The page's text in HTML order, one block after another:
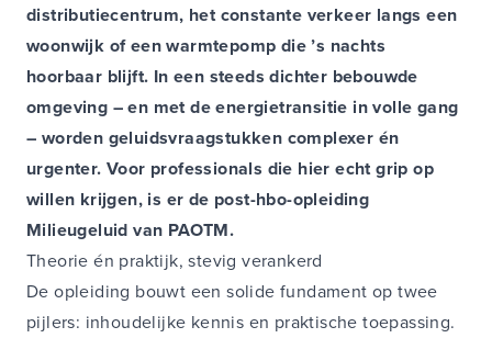
distributiecentrum, het constante verkeer langs een
woonwijk of een warmtepomp die ’s nachts
hoorbaar blijft. In een steeds dichter bebouwde
omgeving – en met de energietransitie in volle gang
– worden geluidsvraagstukken complexer én
urgenter. Voor professionals die hier echt grip op
willen krijgen, is er de post-hbo-opleiding
Milieugeluid van PAOTM.
Theorie én praktijk, stevig verankerd
De opleiding bouwt een solide fundament op twee
pijlers: inhoudelijke kennis en praktische toepassing.